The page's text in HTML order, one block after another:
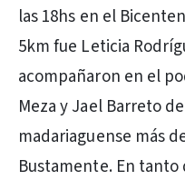
las 18hs en el
5km fue Leticia
acompañaron en el
Meza y Jael Barreto
madariaguense más
Bustamente. En